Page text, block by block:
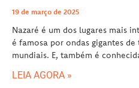
19 de março de 2025
Nazaré é um dos lugares mais
é famosa por ondas gigantes
mundiais. E, também é
LEIA AGORA »